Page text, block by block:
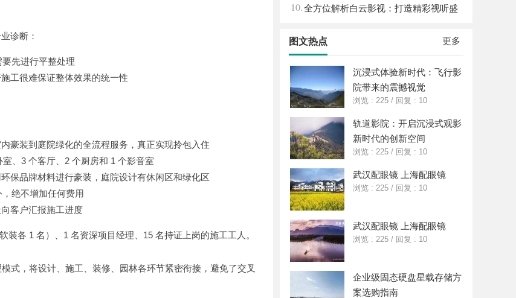
诊断：
先进行平整处理
工很难保证整体效果的统一性
豪装到庭院绿化的全流程服务，真正实现拎包入住
、3 个客厅、2 个厨房和 1 个影音室
保品牌材料进行豪装，庭院设计有休闲区和绿化区
绝不增加任何费用
客户汇报施工进度
各 1 名）、1 名资深项目经理、15 名持证上岗的施工工人。
式，将设计、施工、装修、园林各环节紧密衔接，避免了交叉
力量
10.全方位解析白云影视：打造精彩视听盛
更多
图文热点
沉浸式体验新时代：飞行影
院带来的震撼视觉
浏览 : 225 / 回复 : 10
轨道影院：开启沉浸式观影
新时代的创新空间
浏览 : 225 / 回复 : 10
武汉配眼镜 上海配眼镜
浏览 : 225 / 回复 : 10
武汉配眼镜 上海配眼镜
浏览 : 225 / 回复 : 10
企业级固态硬盘星载存储方
案选购指南